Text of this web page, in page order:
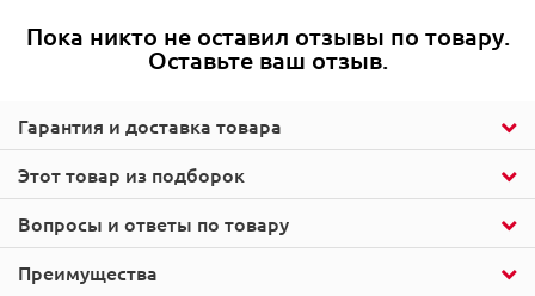
Этот товар из подборок
Гарантия и доставка товара
Пока никто не оставил отзывы по товару.
Оставьте ваш отзыв.
Вопросы и ответы по товару
Преимущества